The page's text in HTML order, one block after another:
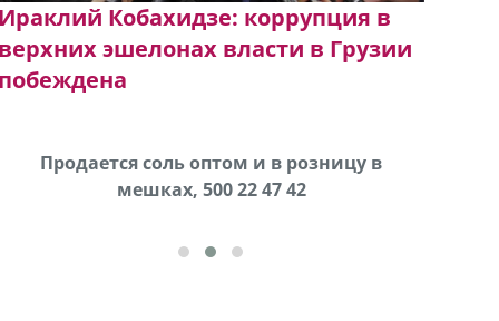
Ираклий Кобахидзе: коррупция в
верхних эшелонах власти в Грузии
побеждена
Продается соль оптом и в розницу в
мешках, 500 22 47 42
В городе Ниноцминда около фастфуда Hask
cдается в аренду дом, 571 30 57